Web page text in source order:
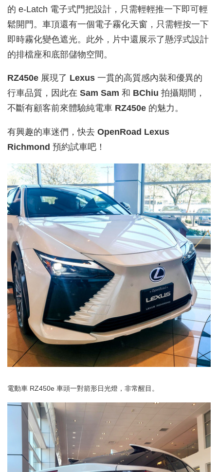
的 e-Latch 電子式門把設計，只需輕輕推一下即可輕
鬆開門。車頂還有一個電子霧化天窗，只需輕按一下
即時霧化變色遮光。此外，片中還展示了懸浮式設計
的排檔座和底部儲物空間。
RZ450e 展現了 Lexus 一貫的高質感內裝和優異的
行車品質，因此在 Sam Sam 和 BChiu 拍攝期間，
不斷有顧客前來體驗純電車 RZ450e 的魅力。
有興趣的車迷們，快去 OpenRoad Lexus
Richmond 預約試車吧！
電動車 RZ450e 車頭一對箭形日光燈，非常醒目。